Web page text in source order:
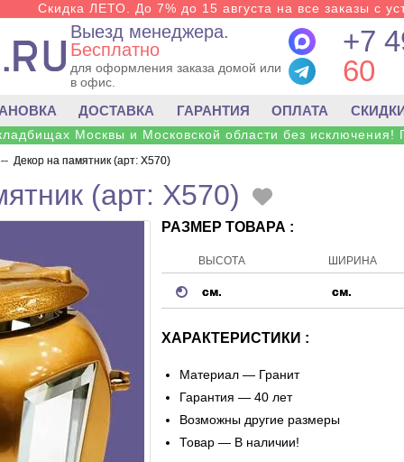
Скидка ЛЕТО. До 7% до 15 августа на все заказы с
Выезд менеджера.
Бесплатно
для оформления заказа домой или
в офис.
+7
60
ДОСТАВКА ГАРАНТИЯ ОПЛАТА
Москвы и Московской области без исключения!
Декор на памятник (арт: X570)
(арт: X570)
РАЗМЕР ТОВАРА :
ВЫСОТА ШИРИНА
см. см.
ХАРАКТЕРИСТИКИ :
Материал — Гранит
Гарантия — 40 лет
Возможны другие размеры
Товар — В наличии!